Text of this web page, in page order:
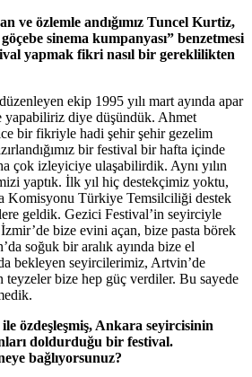
ve özlemle andığımız Tuncel Kurtiz,
sinema kumpanyası” benzetmesi
yapmak fikri nasıl bir gereklilikten
ekip 1995 yılı mart ayında apar
yapabiliriz diye düşündük. Ahmet
bir fikriyle hadi şehir şehir gezelim
bir festival bir hafta içinde
çok izleyiciye ulaşabilirdik. Aynı yılın
yaptık. İlk yıl hiç destekçimiz yoktu,
Komisyonu Türkiye Temsilciliği destek
geldik. Gezici Festival’in seyirciyle
bize evini açan, bize pasta börek
soğuk bir aralık ayında bize el
bekleyen seyircilerimiz, Artvin’de
teyzeler bize hep güç verdiler. Bu sayede
özdeşleşmiş, Ankara seyircisinin
doldurduğu bir festival.
bağlıyorsunuz?